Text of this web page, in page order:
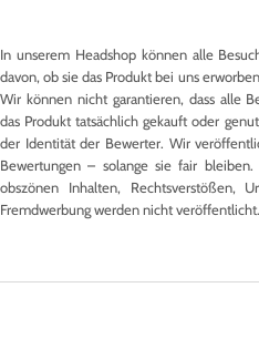
In unserem Headshop können alle
davon, ob sie das Produkt bei uns
Wir können nicht garantieren, dass alle
das Produkt tatsächlich gekauft oder
der Identität der Bewerter. Wir
Bewertungen – solange sie fair
obszönen Inhalten, Rechtsverstößen,
Fremdwerbung werden nicht veröffentlicht.